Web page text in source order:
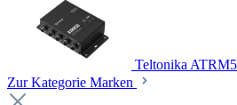
Teltonika
Zur Kategorie Marken